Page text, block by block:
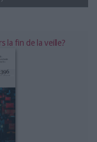
la fin de la veille?